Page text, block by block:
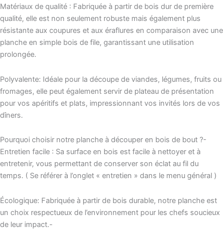
Matériaux de qualité : Fabriquée à partir de bois dur de première
qualité, elle est non seulement robuste mais également plus
résistante aux coupures et aux éraflures en comparaison avec une
planche en simple bois de file, garantissant une utilisation
prolongée.
Polyvalente: Idéale pour la découpe de viandes, légumes, fruits ou
fromages, elle peut également servir de plateau de présentation
pour vos apéritifs et plats, impressionnant vos invités lors de vos
dîners.
Pourquoi choisir notre planche à découper en bois de bout ?-
Entretien facile : Sa surface en bois est facile à nettoyer et à
entretenir, vous permettant de conserver son éclat au fil du
temps. ( Se référer à l’onglet « entretien » dans le menu général )
Écologique: Fabriquée à partir de bois durable, notre planche est
un choix respectueux de l’environnement pour les chefs soucieux
de leur impact.-